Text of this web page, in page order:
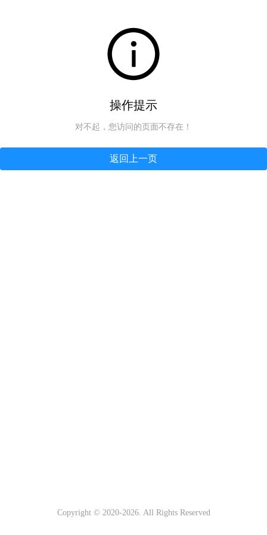
操作提示
对不起，您访问的页面不存在！
返回上一页
Copyright © 2020-2026. All Rights Reserved